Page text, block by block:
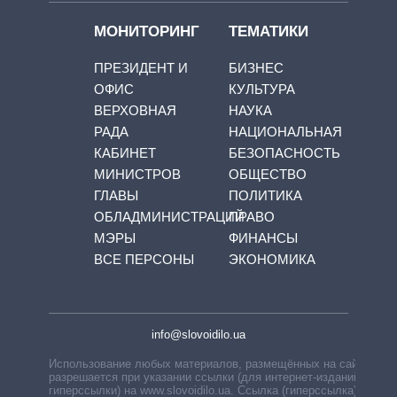
МОНИТОРИНГ
ПРЕЗИДЕНТ И
ОФИС
ВЕРХОВНАЯ
РАДА
КАБИНЕТ
МИНИСТРОВ
ГЛАВЫ
ОБЛАДМИНИСТРАЦИЙ
МЭРЫ
ВСЕ ПЕРСОНЫ
ТЕМАТИКИ
БИЗНЕС
КУЛЬТУРА
НАУКА
НАЦИОНАЛЬНАЯ
БЕЗОПАСНОСТЬ
ОБЩЕСТВО
ПОЛИТИКА
ПРАВО
ФИНАНСЫ
ЭКОНОМИКА
info@slovoidilo.ua
Использование любых материалов, размещённых на сайте,
разрешается при указании ссылки (для интернет-изданий —
гиперссылки) на www.slovoidilo.ua. Ссылка (гиперссылка)